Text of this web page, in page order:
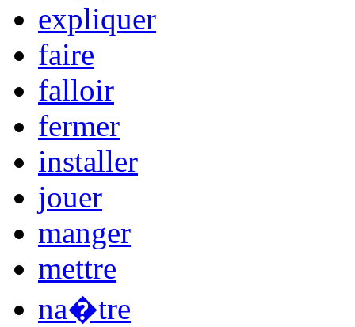
expliquer
faire
falloir
fermer
installer
jouer
manger
mettre
na�tre